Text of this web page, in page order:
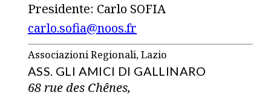
Presidente: Carlo SOFIA
carlo.sofia@noos.fr
Associazioni Regionali, Lazio
ASS. GLI AMICI DI GALLINARO
68 rue des Chênes,